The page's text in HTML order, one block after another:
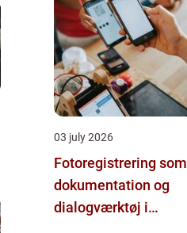
03 july 2026
Fotoregistrering som
dokumentation og
dialogværktøj i